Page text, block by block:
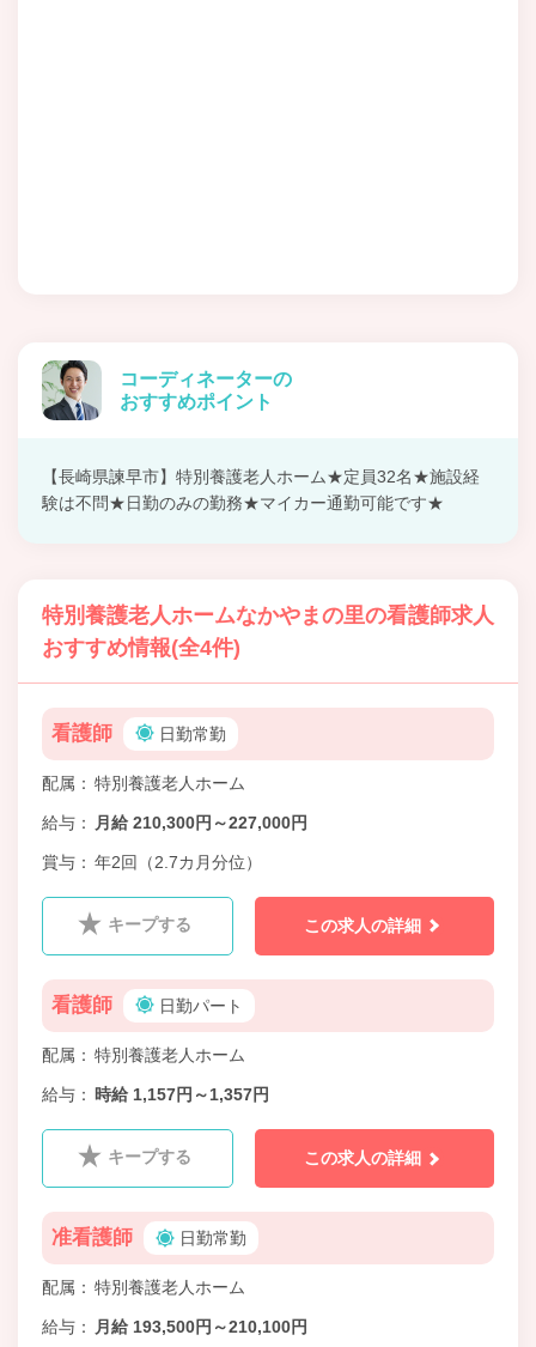
コーディネーターの
おすすめポイント
【長崎県諫早市】特別養護老人ホーム★定員32名★施設経
験は不問★日勤のみの勤務★マイカー通勤可能です★
特別養護老人ホームなかやまの里の看護師求人
おすすめ情報(全4件)
看護師 日勤常勤
配属 特別養護老人ホーム
給与 月給 210,300円～227,000円
賞与 年2回（2.7カ月分位）
キープする この求人の詳細
看護師 日勤パート
配属 特別養護老人ホーム
給与 時給 1,157円～1,357円
キープする この求人の詳細
准看護師 日勤常勤
配属 特別養護老人ホーム
給与 月給 193,500円～210,100円